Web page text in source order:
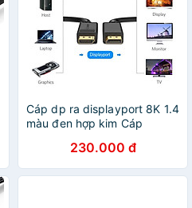
Cáp dp ra displayport 8K 1.4
màu đen hợp kim Cáp
DisplayPort 1.4
8K/60Hz/32,4Gbps - Dây
Cáp DP to DP - Dài 1.8m
230.000 đ